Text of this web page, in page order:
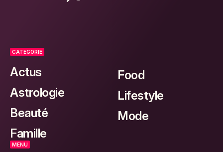
CATEGORIE
Actus
Astrologie
Beauté
Famille
Food
Lifestyle
Mode
MENU